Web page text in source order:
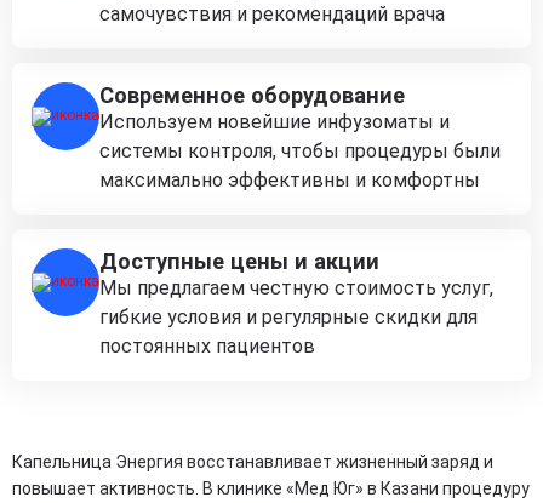
самочувствия и рекомендаций врача
Современное оборудование
Используем новейшие инфузоматы и
системы контроля, чтобы процедуры были
максимально эффективны и комфортны
Доступные цены и акции
Мы предлагаем честную стоимость услуг,
гибкие условия и регулярные скидки для
постоянных пациентов
Капельница Энергия восстанавливает жизненный заряд и
повышает активность. В клинике «Мед Юг» в Казани процедуру